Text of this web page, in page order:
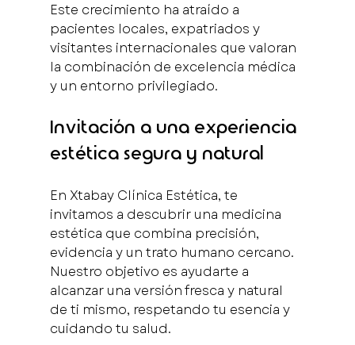
Este crecimiento ha atraído a
pacientes locales, expatriados y
visitantes internacionales que valoran
la combinación de excelencia médica
y un entorno privilegiado.
Invitación a una experiencia
estética segura y natural
En Xtabay Clínica Estética, te
invitamos a descubrir una medicina
estética que combina precisión,
evidencia y un trato humano cercano.
Nuestro objetivo es ayudarte a
alcanzar una versión fresca y natural
de ti mismo, respetando tu esencia y
cuidando tu salud.